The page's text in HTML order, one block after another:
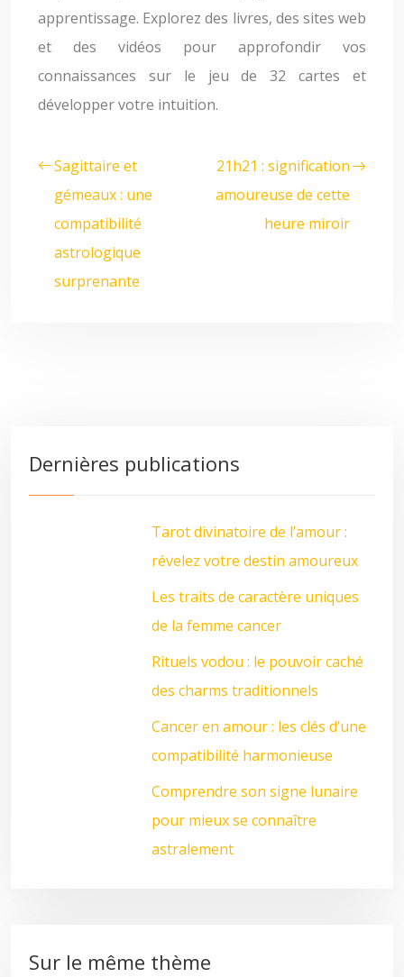
apprentissage. Explorez des livres, des sites web
et des vidéos pour approfondir vos
connaissances sur le jeu de 32 cartes et
développer votre intuition.
Sagittaire et
gémeaux : une
compatibilité
astrologique
surprenante
21h21 : signification
amoureuse de cette
heure miroir
Dernières publications
Tarot divinatoire de l’amour :
révelez votre destin amoureux
Les traits de caractère uniques
de la femme cancer
Rituels vodou : le pouvoir caché
des charms traditionnels
Cancer en amour : les clés d’une
compatibilité harmonieuse
Comprendre son signe lunaire
pour mieux se connaître
astralement
Sur le même thème